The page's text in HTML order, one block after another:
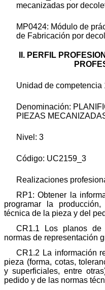
mecanizadas por
MP0424: Módulo de
de Fabricación por
II. PERFIL
Unidad de competencia
Denominación:
PIEZAS
Nivel: 3
Código: UC2159_3
Realizaciones
RP1: Obtener la
programar la
técnica de la pieza y del
CR1.1 Los planos
normas de representación
CR1.2 La información
pieza (forma, cotas,
y superficiales, entre
pedido y de las normas